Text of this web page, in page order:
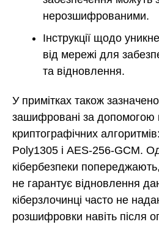
нерозшифрованими.
Інструкції щодо
від мережі для
та відновлення.
У примітках також
зашифровані за допомогою
криптографічних
Poly1305 і AES-256-GCM.
кібербезпеки
не гарантує відновлення
кіберзлочинці часто не
розшифровки навіть після